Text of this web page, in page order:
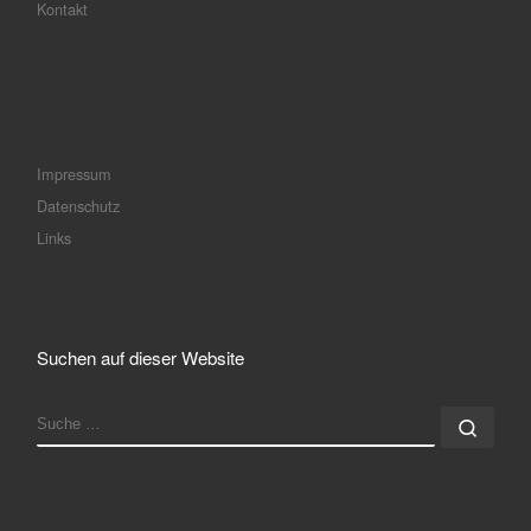
Kontakt
Impressum
Datenschutz
Links
Suchen auf dieser Website
SUCHE